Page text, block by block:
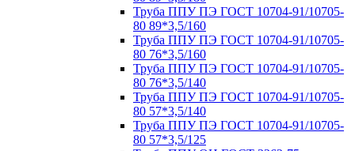
Труба ППУ ПЭ ГОСТ 10704-91/10705-
80 89*3,5/160
Труба ППУ ПЭ ГОСТ 10704-91/10705-
80 76*3,5/160
Труба ППУ ПЭ ГОСТ 10704-91/10705-
80 76*3,5/140
Труба ППУ ПЭ ГОСТ 10704-91/10705-
80 57*3,5/140
Труба ППУ ПЭ ГОСТ 10704-91/10705-
80 57*3,5/125